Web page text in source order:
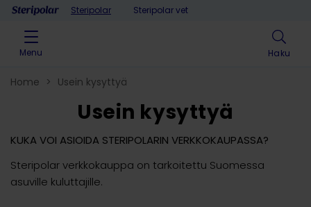
Skip to contentSteripolar Steripolar vet
Menu Haku
Home > Usein kysyttyä
Usein kysyttyä
KUKA VOI ASIOIDA STERIPOLARIN VERKKOKAUPASSA?
Steripolar verkkokauppa on tarkoitettu Suomessa
asuville kuluttajille.